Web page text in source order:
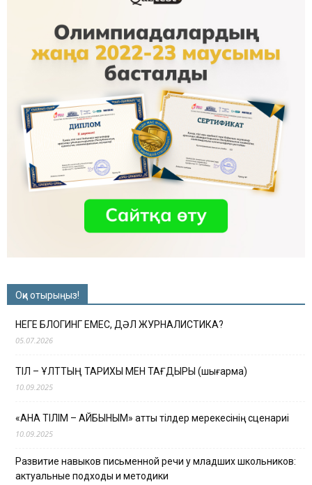
Оқи отырыңыз!
НЕГЕ БЛОГИНГ ЕМЕС, ДӘЛ ЖУРНАЛИСТИКА?
05.07.2026
ТІЛ – ҰЛТТЫҢ ТАРИХЫ МЕН ТАҒДЫРЫ (шығарма)
10.09.2025
«АНА ТІЛІМ – АЙБЫНЫМ» атты тілдер мерекесінің сценариі
10.09.2025
Развитие навыков письменной речи у младших школьников:
актуальные подходы и методики